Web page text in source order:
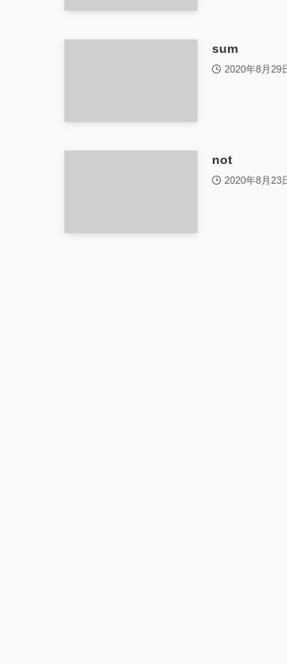
sum
2020年8月29
not
2020年8月23